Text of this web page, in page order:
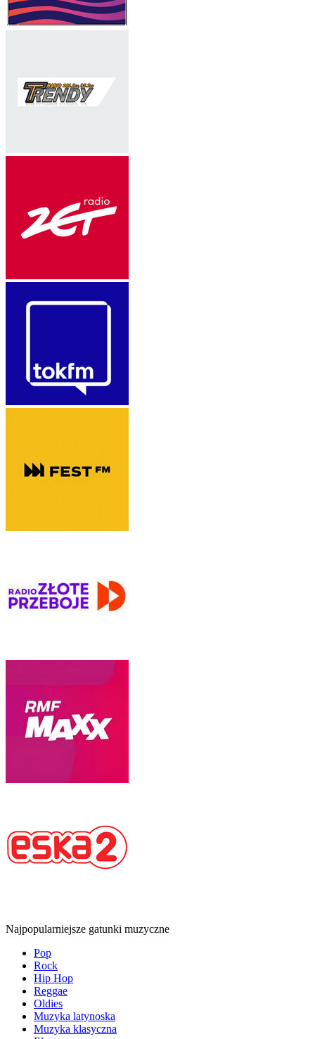
Najpopularniejsze gatunki muzyczne
Pop
Rock
Hip Hop
Reggae
Oldies
Muzyka latynoska
Muzyka klasyczna